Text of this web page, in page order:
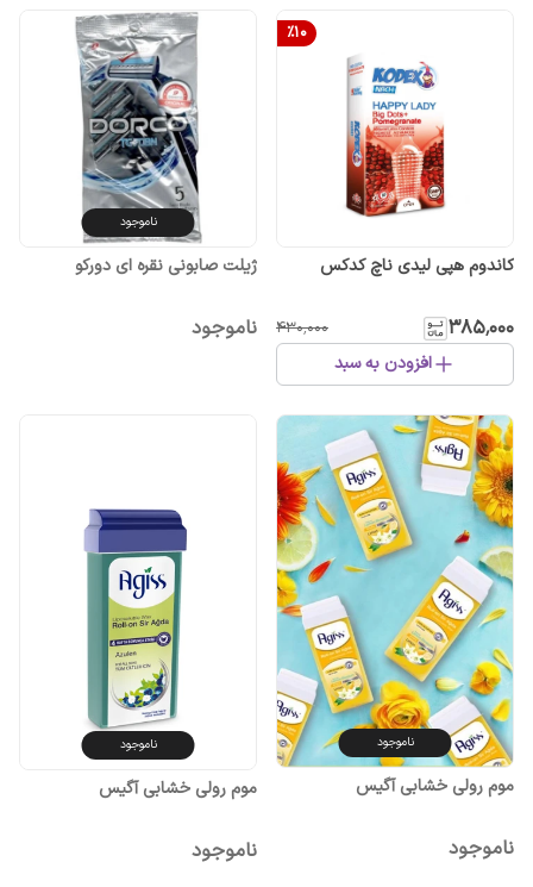
%10
کاندوم هپی لیدی ناچ کدکس
۳۸۵٬۰۰۰ ۴۳۰٬۰۰۰
افزودن به سبد
ناموجود
ژیلت صابونی نقره ای دورکو
ناموجود
ناموجود
موم رولی خشابی آگیس
ناموجود
ناموجود
موم رولی خشابی آگیس
ناموجود